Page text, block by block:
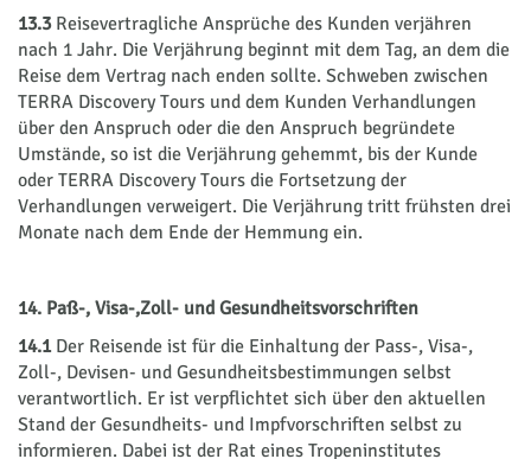
13.3Reisevertragliche Ansprüche des Kunden verjähren
nach 1 Jahr. Die Verjährung beginnt mit dem Tag, an dem die
Reise dem Vertrag nach enden sollte. Schweben zwischen
TERRA Discovery Tours und dem Kunden Verhandlungen
über den Anspruch oder die den Anspruch begründete
Umstände, so ist die Verjährung gehemmt, bis der Kunde
oder TERRA Discovery Tours die Fortsetzung der
Verhandlungen verweigert. Die Verjährung tritt frühsten drei
Monate nach dem Ende der Hemmung ein.
14. Paß-, Visa-,Zoll- und Gesundheitsvorschriften
14.1 Der Reisende ist für die Einhaltung der Pass-, Visa-,
Zoll-, Devisen- und Gesundheitsbestimmungen selbst
verantwortlich. Er ist verpflichtet sich über den aktuellen
Stand der Gesundheits- und Impfvorschriften selbst zu
informieren. Dabei ist der Rat eines Tropeninstitutes